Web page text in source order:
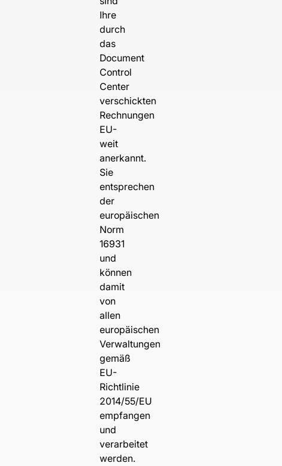
Ihre
durch
das
Document
Control
Center
verschickten
Rechnungen
EU-
weit
anerkannt.
Sie
entsprechen
der
europäischen
Norm
16931
und
können
damit
von
allen
europäischen
Verwaltungen
gemäß
EU-
Richtlinie
2014/55/EU
empfangen
und
verarbeitet
werden.